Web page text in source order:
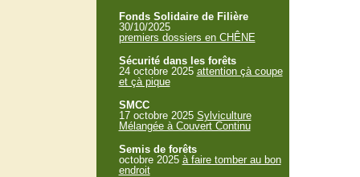
Fonds Solidaire de Filière
30/10/2025
premiers dossiers en CHÊNE
Sécurité dans les forêts
24 octobre 2025 attention çà coupe
et çà pique
SMCC
17 octobre 2025 Sylviculture
Mélangée à Couvert Continu
Semis de forêts
octobre 2025 à faire tomber au bon
endroit